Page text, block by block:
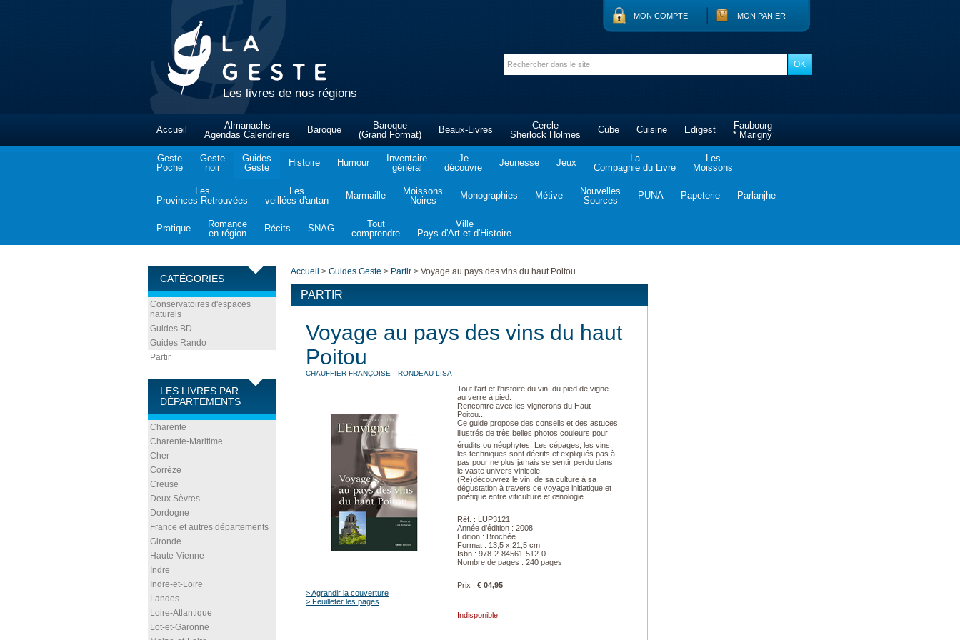
Les livres de nos régions
MON COMPTE MON PANIER
Accueil
Almanachs
Agendas Calendriers
Baroque
Baroque
(Grand Format)
Beaux-Livres
Cercle
Sherlock Holmes
Cube Cuisine Edigest
Faubourg
* Marigny
Geste
Poche
Geste
noir
Guides
Geste
Histoire Humour
Inventaire
général
Je
découvre
Jeunesse Jeux
La
Compagnie du Livre
Les
Moissons
Les
Provinces Retrouvées
Les
veillées d'antan
Marmaille
Moissons
Noires
Monographies Métive
Nouvelles
Sources
PUNA Papeterie Parlanjhe
Pratique
Romance
en région
Récits SNAG
Tout
comprendre
Ville
Pays d'Art et d'Histoire
CATÉGORIES
Conservatoires d'espaces
naturels
Guides BD
Guides Rando
Partir
LES LIVRES PAR
DÉPARTEMENTS
Charente
Charente-Maritime
Cher
Corrèze
Creuse
Deux Sèvres
Dordogne
France et autres départements
Gironde
Haute-Vienne
Indre
Indre-et-Loire
Landes
Loire-Atlantique
Lot-et-Garonne
Accueil > Guides Geste > Partir > Voyage au pays des vins du haut Poitou
PARTIR
Voyage au pays des vins du haut
Poitou
CHAUFFIER FRANÇOISE RONDEAU LISA
> Agrandir la couverture
> Feuilleter les pages
Tout l'art et l'histoire du vin, du pied de vigne
au verre à pied.
Rencontre avec les vignerons du Haut-
Poitou...
Ce guide propose des conseils et des astuces
illustrés de très belles photos couleurs pour
érudits ou néophytes. Les cépages, les vins,
les techniques sont décrits et expliqués pas à
pas pour ne plus jamais se sentir perdu dans
le vaste univers vinicole.
(Re)découvrez le vin, de sa culture à sa
dégustation à travers ce voyage initiatique et
poétique entre viticulture et œnologie.
Réf. : LUP3121
Année d'édition : 2008
Edition : Brochée
Format : 13,5 x 21,5 cm
Isbn : 978-2-84561-512-0
Nombre de pages : 240 pages
Prix : € 04,95
Indisponible